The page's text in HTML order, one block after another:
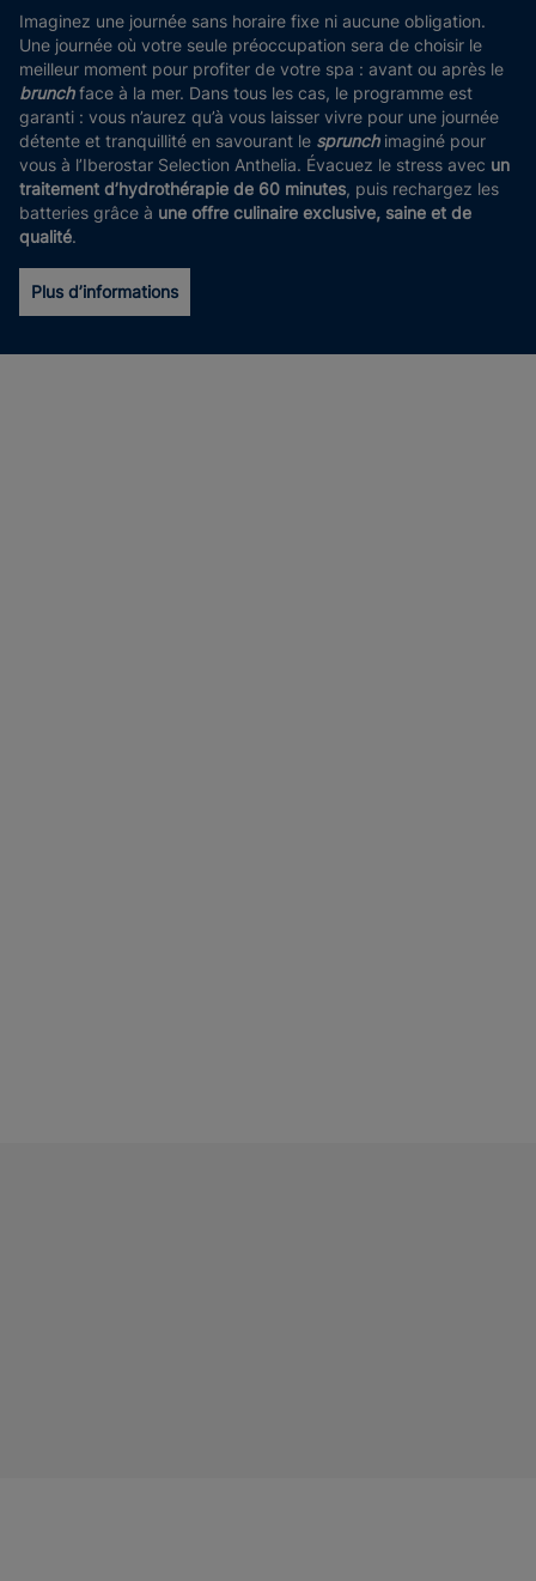
Imaginez une journée sans horaire fixe ni aucune obligation.
Une journée où votre seule préoccupation sera de choisir le
meilleur moment pour profiter de votre spa : avant ou après le
brunch face à la mer. Dans tous les cas, le programme est
garanti : vous n’aurez qu’à vous laisser vivre pour une journée
détente et tranquillité en savourant le sprunch imaginé pour
vous à l’Iberostar Selection Anthelia. Évacuez le stress avec un
traitement d’hydrothérapie de 60 minutes, puis rechargez les
batteries grâce à une offre culinaire exclusive, saine et de
qualité.
Plus d’informations